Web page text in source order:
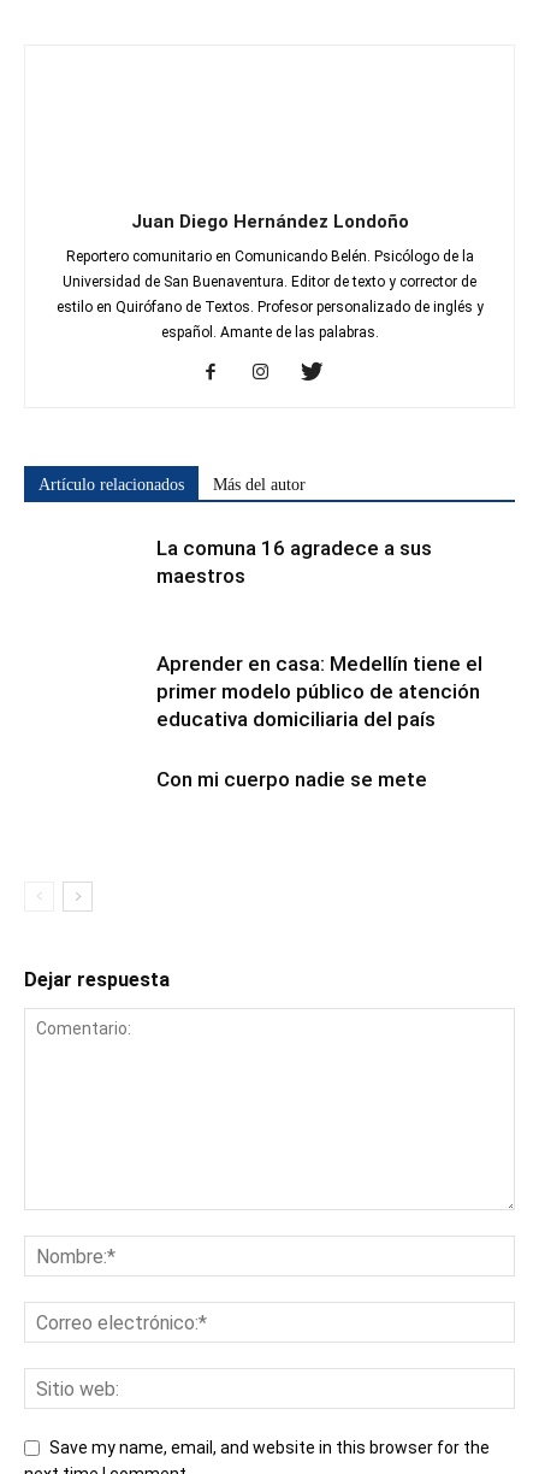
Juan Diego Hernández Londoño
Reportero comunitario en Comunicando Belén. Psicólogo de la
Universidad de San Buenaventura. Editor de texto y corrector de
estilo en Quirófano de Textos. Profesor personalizado de inglés y
español. Amante de las palabras.
Artículo relacionados Más del autor
La comuna 16 agradece a sus
maestros
Aprender en casa: Medellín tiene el
primer modelo público de atención
educativa domiciliaria del país
Con mi cuerpo nadie se mete
Dejar respuesta
Save my name, email, and website in this browser for the